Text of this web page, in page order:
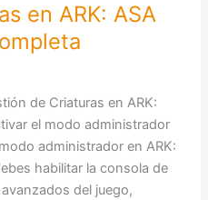
en ARK: ASA
de Criaturas en ARK:
el modo administrador
administrador en ARK:
habilitar la consola de
del juego,